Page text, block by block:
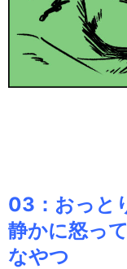
03：おっと
静かに怒っ
なやつ